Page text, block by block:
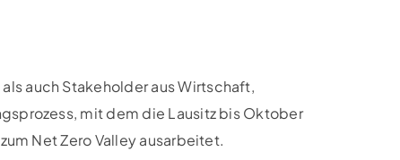
auch Stakeholder aus Wirtschaft,
mit dem die Lausitz bis Oktober
Net Zero Valley ausarbeitet.